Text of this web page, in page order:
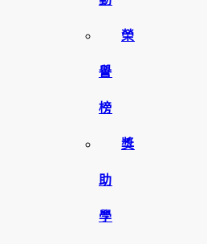
榮
譽
榜
獎
助
學